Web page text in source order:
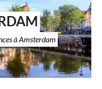
à Amsterdam